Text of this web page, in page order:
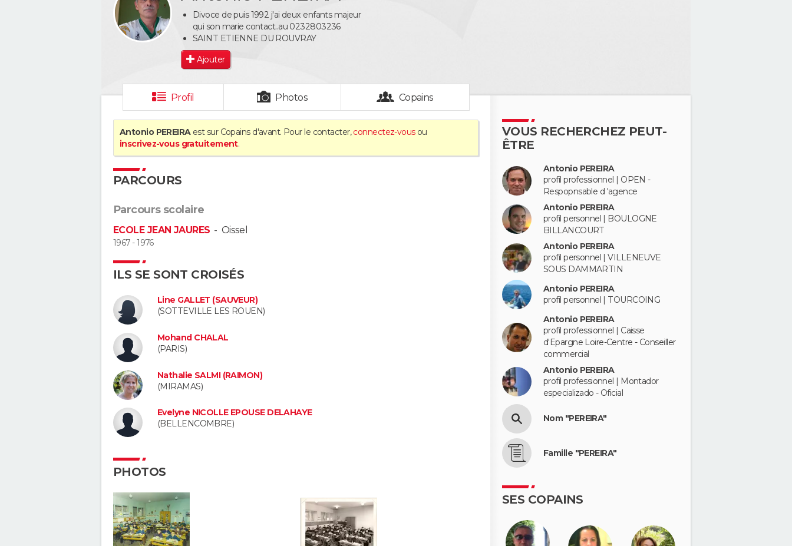
Divoce de puis 1992 j'ai deux enfants majeur
qui son marie contact..au 0232803236
SAINT ETIENNE DU ROUVRAY
Ajouter
Profil Photos Copains
Antonio PEREIRAest sur Copains d'avant. Pour le contacter,connectez-vousou
inscrivez-vous gratuitement.
PARCOURS
Parcours scolaire
ECOLE JEAN JAURES - Oissel
1967 - 1976
ILS SE SONT CROISÉS
Line GALLET (SAUVEUR)
(SOTTEVILLE LES ROUEN)
Mohand CHALAL
(PARIS)
Nathalie SALMI (RAIMON)
(MIRAMAS)
Evelyne NICOLLE EPOUSE DELAHAYE
(BELLENCOMBRE)
PHOTOS
VOUS RECHERCHEZ PEUT-
ÊTRE
Antonio PEREIRA
profil professionnel | OPEN -
Respopnsable d 'agence
Antonio PEREIRA
profil personnel | BOULOGNE
BILLANCOURT
Antonio PEREIRA
profil personnel | VILLENEUVE
SOUS DAMMARTIN
Antonio PEREIRA
profil personnel | TOURCOING
Antonio PEREIRA
profil professionnel | Caisse
d'Epargne Loire-Centre - Conseiller
commercial
Antonio PEREIRA
profil professionnel | Montador
especializado - Oficial
Nom "PEREIRA"
Famille "PEREIRA"
SES COPAINS